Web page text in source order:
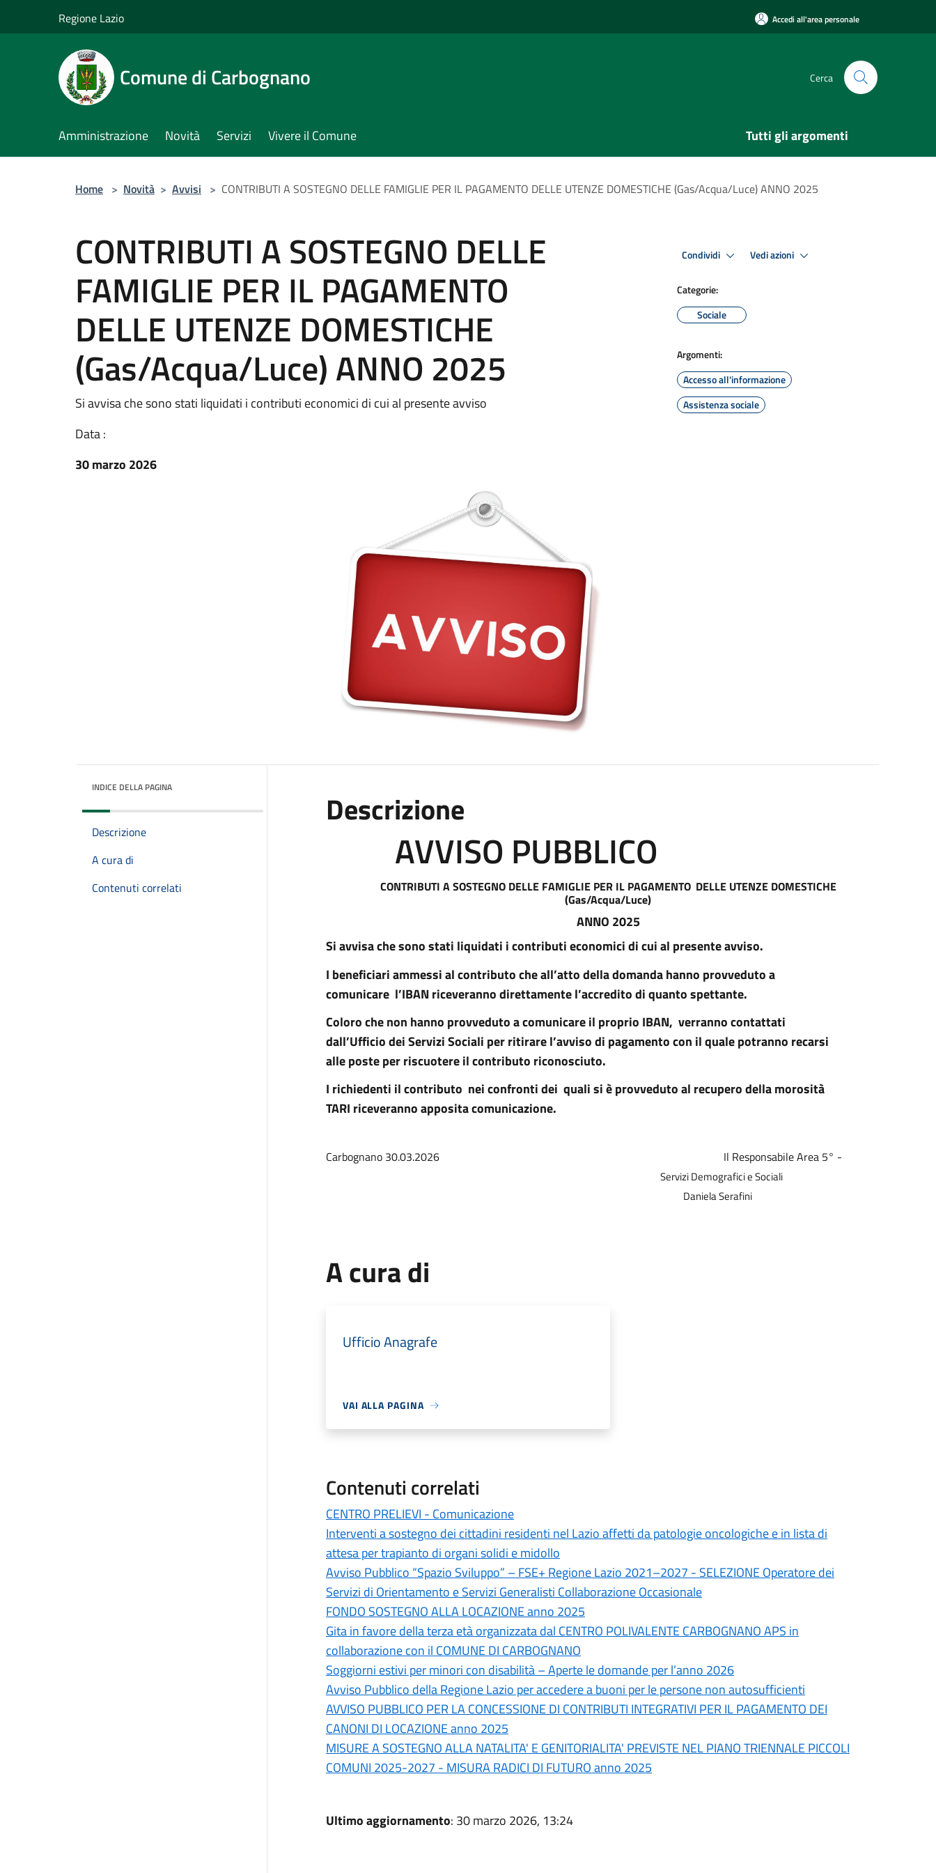
Regione Lazio Accedi all'area personale
Comune di Carbognano Cerca
Amministrazione Novità Servizi Vivere il Comune Tutti gli argomenti
Home > Novità > Avvisi > CONTRIBUTI A SOSTEGNO DELLE FAMIGLIE PER IL PAGAMENTO DELLE UTENZE DOMESTICHE (Gas/Acqua/Luce) ANNO 2025
CONTRIBUTI A SOSTEGNO DELLE
FAMIGLIE PER IL PAGAMENTO
DELLE UTENZE DOMESTICHE
(Gas/Acqua/Luce) ANNO 2025
Si avvisa che sono stati liquidati i contributi economici di cui al presente avviso
Data :
30 marzo 2026
Condividi Vedi azioni
Categorie:
Sociale
Argomenti:
Accesso all'informazione
Assistenza sociale
INDICE DELLA PAGINA
Descrizione
A cura di
Contenuti correlati
Descrizione
AVVISO PUBBLICO
CONTRIBUTI A SOSTEGNO DELLE FAMIGLIE PER IL PAGAMENTO DELLE UTENZE DOMESTICHE
(Gas/Acqua/Luce)
ANNO 2025
Si avvisa che sono stati liquidati i contributi economici di cui al presente avviso.
I beneficiari ammessi al contributo che all’atto della domanda hanno provveduto a
comunicare l’IBAN riceveranno direttamente l’accredito di quanto spettante.
Coloro che non hanno provveduto a comunicare il proprio IBAN, verranno contattati
dall’Ufficio dei Servizi Sociali per ritirare l’avviso di pagamento con il quale potranno recarsi
alle poste per riscuotere il contributo riconosciuto.
I richiedenti il contributo nei confronti dei quali si è provveduto al recupero della morosità
TARI riceveranno apposita comunicazione.
Carbognano 30.03.2026 Il Responsabile Area 5° -
Servizi Demografici e Sociali
Daniela Serafini
A cura di
Ufficio Anagrafe
VAI ALLA PAGINA
Contenuti correlati
CENTRO PRELIEVI - Comunicazione
Interventi a sostegno dei cittadini residenti nel Lazio affetti da patologie oncologiche e in lista di
attesa per trapianto di organi solidi e midollo
Avviso Pubblico “Spazio Sviluppo” – FSE+ Regione Lazio 2021–2027 - SELEZIONE Operatore dei
Servizi di Orientamento e Servizi Generalisti Collaborazione Occasionale
FONDO SOSTEGNO ALLA LOCAZIONE anno 2025
Gita in favore della terza età organizzata dal CENTRO POLIVALENTE CARBOGNANO APS in
collaborazione con il COMUNE DI CARBOGNANO
Soggiorni estivi per minori con disabilità – Aperte le domande per l’anno 2026
Avviso Pubblico della Regione Lazio per accedere a buoni per le persone non autosufficienti
AVVISO PUBBLICO PER LA CONCESSIONE DI CONTRIBUTI INTEGRATIVI PER IL PAGAMENTO DEI
CANONI DI LOCAZIONE anno 2025
MISURE A SOSTEGNO ALLA NATALITA' E GENITORIALITA' PREVISTE NEL PIANO TRIENNALE PICCOLI
COMUNI 2025-2027 - MISURA RADICI DI FUTURO anno 2025
Ultimo aggiornamento: 30 marzo 2026, 13:24